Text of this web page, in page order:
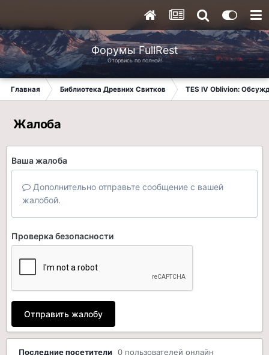
Форумы FullRest
Оторвись по полной!
Главная Библиотека Древних Свитков TES IV Oblivion:
Жалоба
Ваша жалоба
Дополнительно отправьте сообщение с вашей
жалобой.
Проверка безопасности
Отправить жалобу
Последние посетители 0 пользователей онлайн